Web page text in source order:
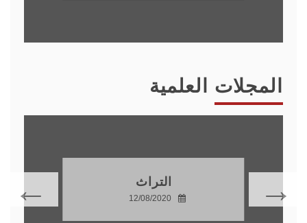
المجلات العلمية
التراث
12/08/2020